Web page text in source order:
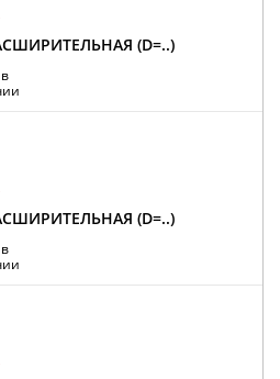
(D=..)
(D=..)